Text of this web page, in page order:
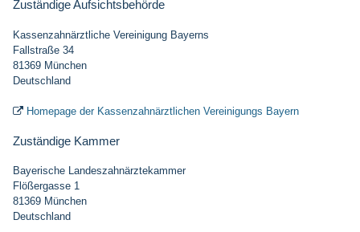
Zuständige Aufsichtsbehörde
Kassenzahnärztliche Vereinigung Bayerns
Fallstraße 34
81369 München
Deutschland
 Homepage der Kassenzahnärztlichen Vereinigungs Bayern
Zuständige Kammer
Bayerische Landeszahnärztekammer
Flößergasse 1
81369 München
Deutschland